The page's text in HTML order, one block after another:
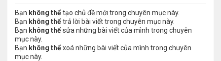
Bạn không thểtạo chủ đề mới trong chuyên mục này.
Bạn không thểtrả lời bài viết trong chuyên mục này.
Bạn không thểsửa những bài viết của mình trong chuyên
mục này.
Bạn không thểxoá những bài viết của mình trong chuyên
mục này.